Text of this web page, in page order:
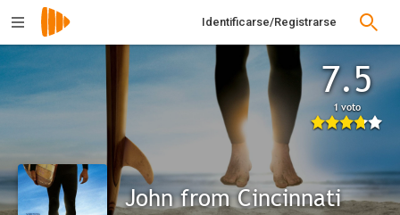
Identificarse/Registrarse
7.5
1 voto
John from Cincinnati